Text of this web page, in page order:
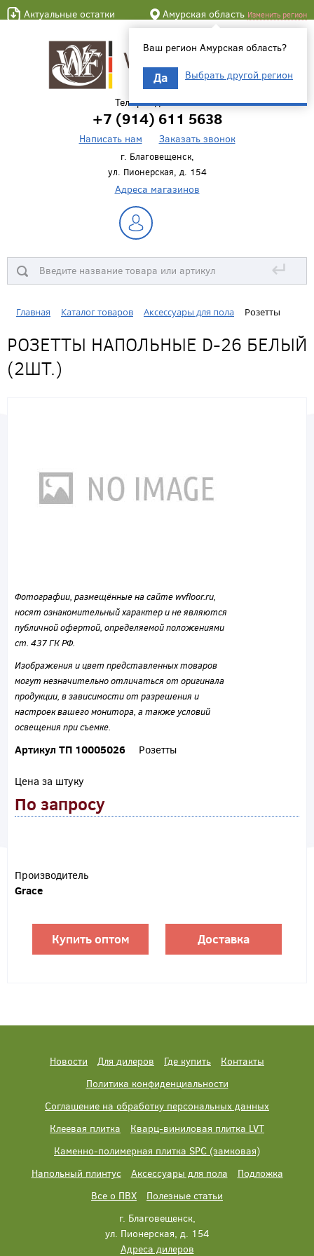
Актуальные остатки Амурская область Изменить регион
Ваш регион Амурская область?
Да Выбрать другой регион
Телефон для связи
+7 (914) 611 5638
Написать нам Заказать звонок
г. Благовещенск,
ул. Пионерская, д. 154
Адреса магазинов
↵
Главная Каталог товаров Аксессуары для пола Розетты
РОЗЕТТЫ НАПОЛЬНЫЕ D-26 БЕЛЫЙ
(2ШТ.)
Фотографии, размещённые на сайте wvfloor.ru,
носят ознакомительный характер и не являются
публичной офертой, определяемой положениями
ст. 437 ГК РФ.
Изображения и цвет представленных товаров
могут незначительно отличаться от оригинала
продукции, в зависимости от разрешения и
настроек вашего монитора, а также условий
освещения при съемке.
Артикул ТП 10005026 Розетты
Цена за штуку
По запросу
Производитель
Grace
Купить оптом Доставка
Новости Для дилеров Где купить
Контакты
Политика конфиденциальности
Соглашение на обработку персональных данных
Клеевая плитка
Кварц-виниловая плитка LVT
Каменно-полимерная плитка SPC (замковая)
Напольный плинтус
Аксессуары для пола
Подложка
Все о ПВХ
Полезные статьи
г. Благовещенск,
ул. Пионерская, д. 154
Адреса дилеров